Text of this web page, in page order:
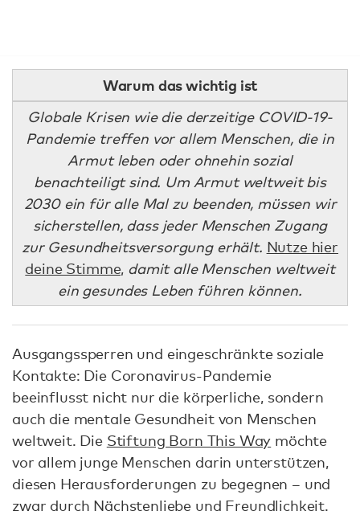
Warum das wichtig ist
Globale Krisen wie die derzeitige COVID-19-
Pandemie treffen vor allem Menschen, die in
Armut leben oder ohnehin sozial
benachteiligt sind. Um Armut weltweit bis
2030 ein für alle Mal zu beenden, müssen wir
sicherstellen, dass jeder Menschen Zugang
zur Gesundheitsversorgung erhält. Nutze hier
deine Stimme, damit alle Menschen weltweit
ein gesundes Leben führen können.
Ausgangssperren und eingeschränkte soziale
Kontakte: Die Coronavirus-Pandemie
beeinflusst nicht nur die körperliche, sondern
auch die mentale Gesundheit von Menschen
weltweit. Die Stiftung Born This Way möchte
vor allem junge Menschen darin unterstützen,
diesen Herausforderungen zu begegnen – und
zwar durch Nächstenliebe und Freundlichkeit.